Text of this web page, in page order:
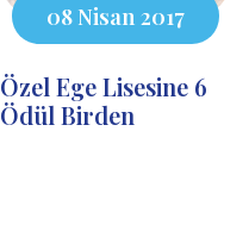
08 Nisan 2017
Özel Ege Lisesine 6
Ödül Birden